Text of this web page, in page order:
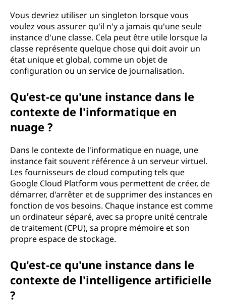
Vous devriez utiliser un singleton lorsque vous
voulez vous assurer qu'il n'y a jamais qu'une seule
instance d'une classe. Cela peut être utile lorsque la
classe représente quelque chose qui doit avoir un
état unique et global, comme un objet de
configuration ou un service de journalisation.
Qu'est-ce qu'une instance dans le
contexte de l'informatique en
nuage ?
Dans le contexte de l'informatique en nuage, une
instance fait souvent référence à un serveur virtuel.
Les fournisseurs de cloud computing tels que
Google Cloud Platform vous permettent de créer, de
démarrer, d'arrêter et de supprimer des instances en
fonction de vos besoins. Chaque instance est comme
un ordinateur séparé, avec sa propre unité centrale
de traitement (CPU), sa propre mémoire et son
propre espace de stockage.
Qu'est-ce qu'une instance dans le
contexte de l'intelligence artificielle
?